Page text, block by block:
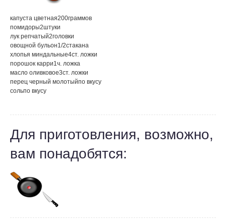
капуста цветная200граммов
помидоры2штуки
лук репчатый2головки
овощной бульон1/2стакана
хлопья миндальные4ст. ложки
порошок карри1ч. ложка
масло оливковое3ст. ложки
перец черный молотыйпо вкусу
сольпо вкусу
Для приготовления, возможно,
вам понадобятся: